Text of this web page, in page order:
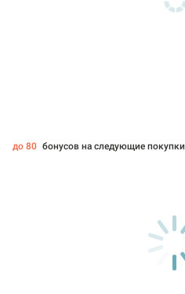
до 80 бонусов на следующие покупки